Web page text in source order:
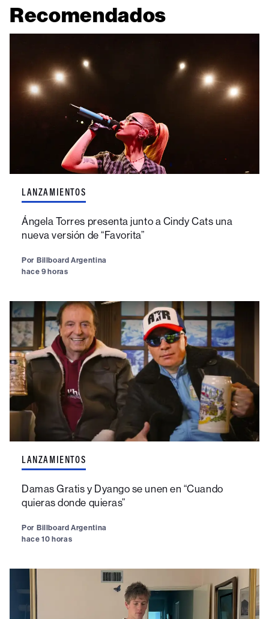
Recomendados
LANZAMIENTOS
Ángela Torres presenta junto a Cindy Cats una
nueva versión de “Favorita”
Por Billboard Argentina
hace 9 horas
LANZAMIENTOS
Damas Gratis y Dyango se unen en “Cuando
quieras donde quieras”
Por Billboard Argentina
hace 10 horas